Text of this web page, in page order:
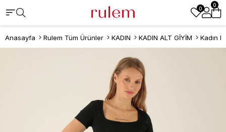
0
0
Anasayfa Rulem Tüm Ürünler KADIN KADIN ALT GİYİM Kadın